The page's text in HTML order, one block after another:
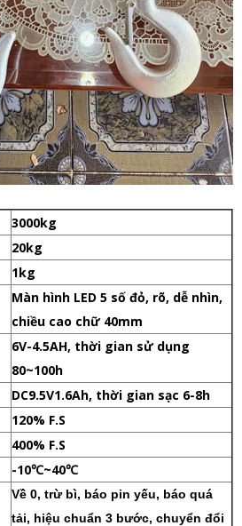
3000kg
20kg
1kg
Màn hình LED 5 số đỏ, rõ, dễ nhìn,
chiều cao chữ 40mm
6V-4.5AH, thời gian sử dụng
80~100h
DC9.5V1.6Ah, thời gian sạc 6-8h
120% F.S
400% F.S
-10℃~40℃
Về 0, trừ bì, báo pin yếu, báo quá
tải, hiệu chuẩn 3 bước, chuyển đổi